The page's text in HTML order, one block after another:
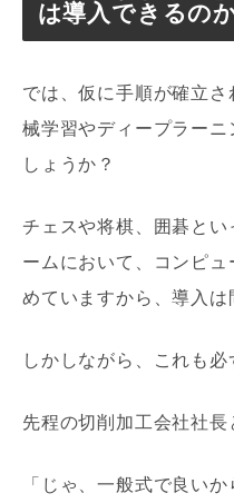
は導入できるの
では、仮に手順が確立
械学習やディープラー
しょうか？
チェスや将棋、囲碁と
ームにおいて、コンピ
めていますから、導入は
しかしながら、これも必
先程の切削加工会社社長
「じゃ、一般式で良い